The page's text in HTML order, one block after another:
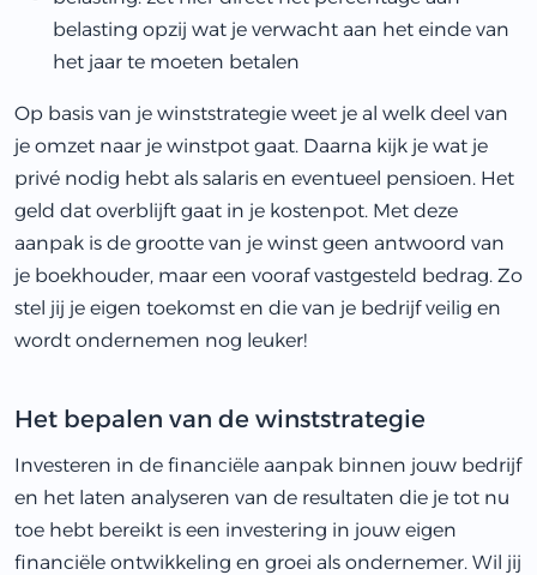
belasting opzij wat je verwacht aan het einde van
het jaar te moeten betalen
Op basis van je winststrategie weet je al welk deel van
je omzet naar je winstpot gaat. Daarna kijk je wat je
privé nodig hebt als salaris en eventueel pensioen. Het
geld dat overblijft gaat in je kostenpot. Met deze
aanpak is de grootte van je winst geen antwoord van
je boekhouder, maar een vooraf vastgesteld bedrag. Zo
stel jij je eigen toekomst en die van je bedrijf veilig en
wordt ondernemen nog leuker!
Het bepalen van de winststrategie
Investeren in de financiële aanpak binnen jouw bedrijf
en het laten analyseren van de resultaten die je tot nu
toe hebt bereikt is een investering in jouw eigen
financiële ontwikkeling en groei als ondernemer. Wil jij